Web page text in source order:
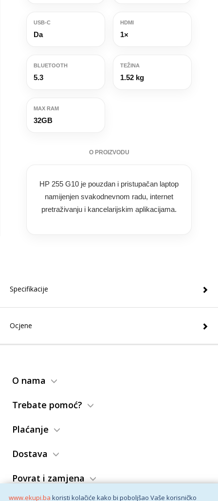
www.ekupi.ba koristi kolačiće kako bi poboljšao Vaše korisničko
USB-C
Da
HDMI
1×
BLUETOOTH
5.3
TEŽINA
1.52 kg
MAX RAM
32GB
O PROIZVODU
HP 255 G10 je pouzdan i pristupačan laptop
namijenjen svakodnevnom radu, internet
pretraživanju i kancelarijskim aplikacijama.
Specifikacije
Ocjene
O nama
Trebate pomoć?
Plaćanje
Dostava
Povrat i zamjena